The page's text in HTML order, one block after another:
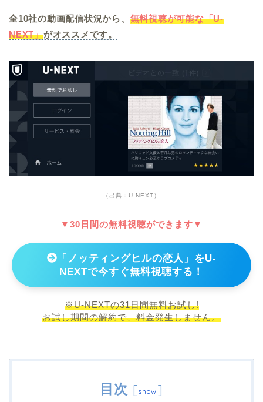
全10社の動画配信状況から、 無料視聴が可能な「U-
NEXT」がオススメです。
（出典：U-NEXT）
▼30日間の無料視聴ができます▼
「ノッティングヒルの恋人」をU-
NEXTで今すぐ無料視聴する！
※U-NEXTの31日間無料お試し!
お試し期間の解約で、料金発生しません。
目次 [show ]